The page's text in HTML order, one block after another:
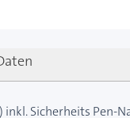
Sicherheits Pen-